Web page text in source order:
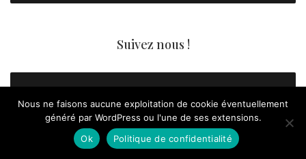
Suivez nous !
FACEBOOK
YOUTUBE
Nous ne faisons aucune exploitation de cookie éventuellement
généré par WordPress ou l'une de ses extensions.
Ok
Politique de confidentialité